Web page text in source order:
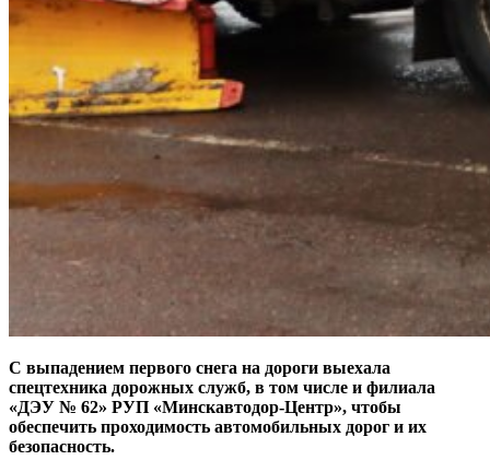
С выпадением первого снега на дороги выехала
спецтехника дорожных служб, в том числе и филиала
«ДЭУ № 62» РУП «Минскавтодор-Центр», чтобы
обеспечить проходимость автомобильных дорог и их
безопасность.